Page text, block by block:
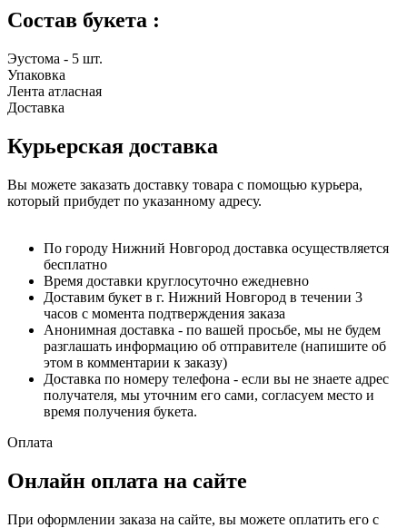
Состав букета :
Эустома - 5 шт.
Упаковка
Лента атласная
Доставка
Курьерская доставка
Вы можете заказать доставку товара с помощью курьера,
который прибудет по указанному адресу.
По городу Нижний Новгород доставка осуществляется
бесплатно
Время доставки круглосуточно ежедневно
Доставим букет в г. Нижний Новгород в течении 3
часов с момента подтверждения заказа
Анонимная доставка - по вашей просьбе, мы не будем
разглашать информацию об отправителе (напишите об
этом в комментарии к заказу)
Доставка по номеру телефона - если вы не знаете адрес
получателя, мы уточним его сами, согласуем место и
время получения букета.
Оплата
Онлайн оплата на сайте
При оформлении заказа на сайте, вы можете оплатить его с